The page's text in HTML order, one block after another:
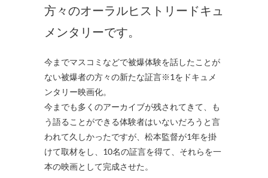
方々のオーラルヒストリードキュ
メンタリーです。
今までマスコミなどで被爆体験を話したことが
ない被爆者の方々の新たな証言※1をドキュメ
ンタリー映画化。
今までも多くのアーカイブが残されてきて、も
う語ることができる体験者はいないだろうと言
われて久しかったですが、松本監督が1年を掛
けて取材をし、10名の証言を得て、それらを一
本の映画として完成させた。